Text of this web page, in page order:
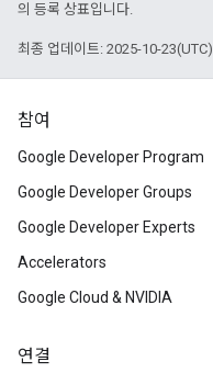
의 등록 상표입니다.
최종 업데이트: 2025-10-23(UTC)
참여
Google Developer Program
Google Developer Groups
Google Developer Experts
Accelerators
Google Cloud & NVIDIA
연결